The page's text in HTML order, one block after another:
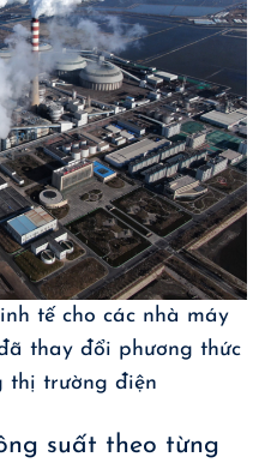
tế cho các nhà máy
thay đổi phương thức
thị trường điện
suất theo từng